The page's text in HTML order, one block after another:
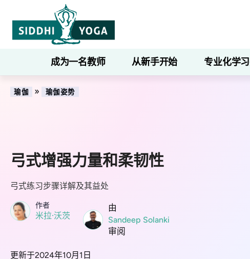
成为一名教师 从新手开始 专业化学
瑜伽 » 瑜伽姿势
弓式增强力量和柔韧性
弓式练习步骤详解及其益处
作者
米拉·沃茨
由
Sandeep Solanki
审阅
更新于2024年10月1日